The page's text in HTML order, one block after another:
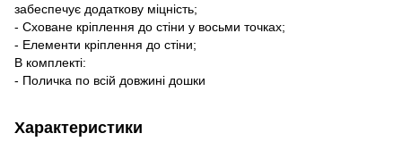
забеспечує додаткову міцність;
- Сховане кріплення до стіни у восьми точках;
- Елементи кріплення до стіни;
В комплекті:
- Поличка по всій довжині дошки
Характеристики